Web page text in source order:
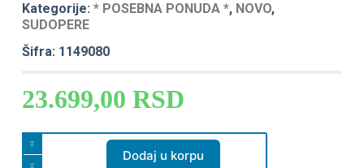
Kategorije: * POSEBNA PONUDA *, NOVO,
SUDOPERE
Šifra: 1149080
23.699,00 RSD
Dodaj u korpu